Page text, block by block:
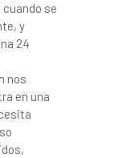
se
y
24
nos
en una